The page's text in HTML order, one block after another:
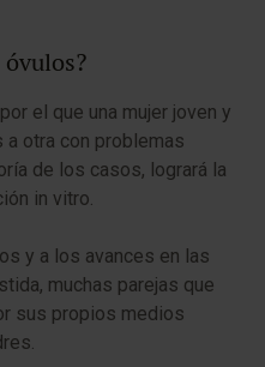
óvulos?
el que una mujer joven y
otra con problemas
de los casos, logrará la
in vitro.
y a los avances en las
muchas parejas que
sus propios medios